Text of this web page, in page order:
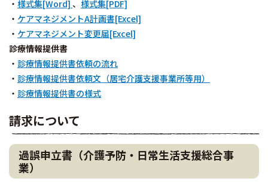
・ 様式集[Word] 、 様式集[PDF]
・ ケアマネジメントA計画書[Excel]
・ ケアマネジメント変更届[Excel]
診療情報提供書
・ 診療情報提供書依頼の流れ
・ 診療情報提供書依頼文（居宅介護支援事業所等用）
・ 診療情報提供書の様式
請求について
過誤申立書（介護予防・日常生活支援総合事
業）